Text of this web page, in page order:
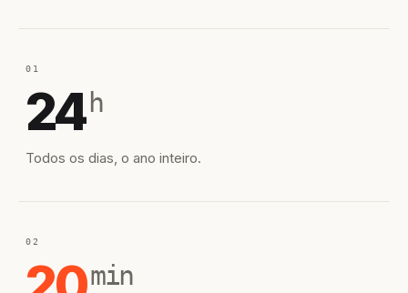
01
24 h
Todos os dias, o ano inteiro.
02
min